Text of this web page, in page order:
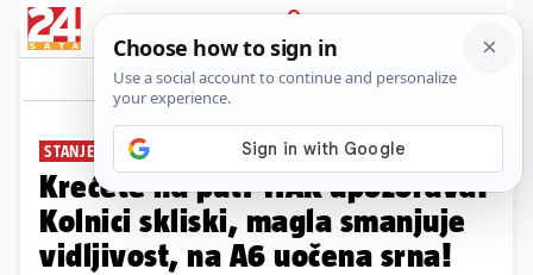
PRIJAVA
News Komentari
STANJE U PROMETU
Krećete na put? HAK upozorava:
Kolnici skliski, magla smanjuje
vidljivost, na A6 uočena srna!